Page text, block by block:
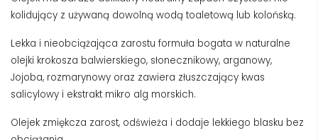
kolidujący z używaną dowolną wodą toaletową lub kolońską.
Lekka i nieobciążająca zarostu formuła bogata w naturalne
olejki krokosza balwierskiego, słonecznikowy, arganowy,
Jojoba, rozmarynowy oraz zawiera złuszczający kwas
salicylowy i ekstrakt mikro alg morskich.
Olejek zmiękcza zarost, odświeża i dodaje lekkiego blasku bez